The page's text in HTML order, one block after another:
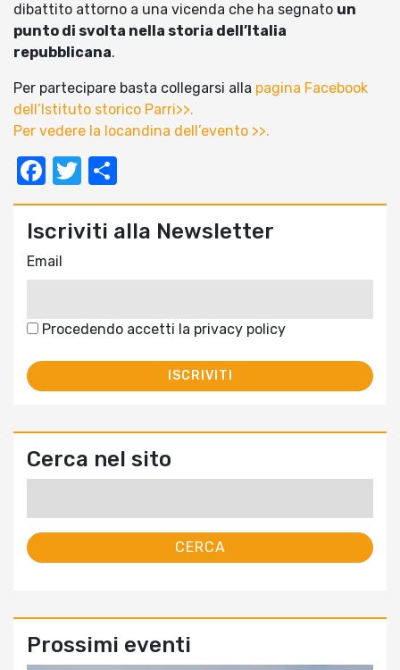
dibattito attorno a una vicenda che ha segnato un
punto di svolta nella storia dell’Italia
repubblicana.
Per partecipare basta collegarsi alla pagina Facebook
dell’Istituto storico Parri>>.
Per vedere la locandina dell’evento >>.
Facebook
Twitter
Iscriviti alla Newsletter
Email
Procedendo accetti la privacy policy
Cerca nel sito
Prossimi eventi